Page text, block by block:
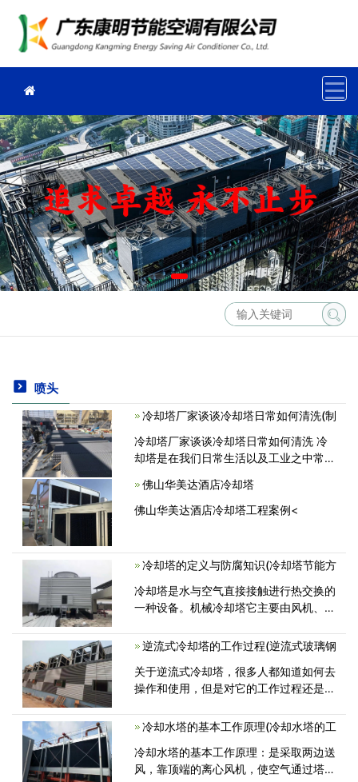
喷头
冷却塔厂家谈谈冷却塔日常如何清洗(制
冷却塔厂家谈谈冷却塔日常如何清洗 冷
却塔是在我们日常生活以及工业之中常见
喷洒然后与空气等接触，通过蒸发等过程
进行冷却水的一种装置，主要的作用<
佛山华美达酒店冷却塔
佛山华美达酒店冷却塔工程案例<
冷却塔的定义与防腐知识(冷却塔节能方
冷却塔是水与空气直接接触进行热交换的
一种设备。机械冷却塔它主要由风机、电
成。主要由在风机作用下的温度比较低的
逆流式冷却塔的工作过程(逆流式玻璃钢
关于逆流式冷却塔，很多人都知道如何去
操作和使用，但是对它的工作过程还是不
带来极大的不便。今天就为大家介绍一下
冷却水塔的基本工作原理(冷却水塔的工
冷却水塔的基本工作原理：是采取两边送
风，靠顶端的离心风机，使空气通过塔两